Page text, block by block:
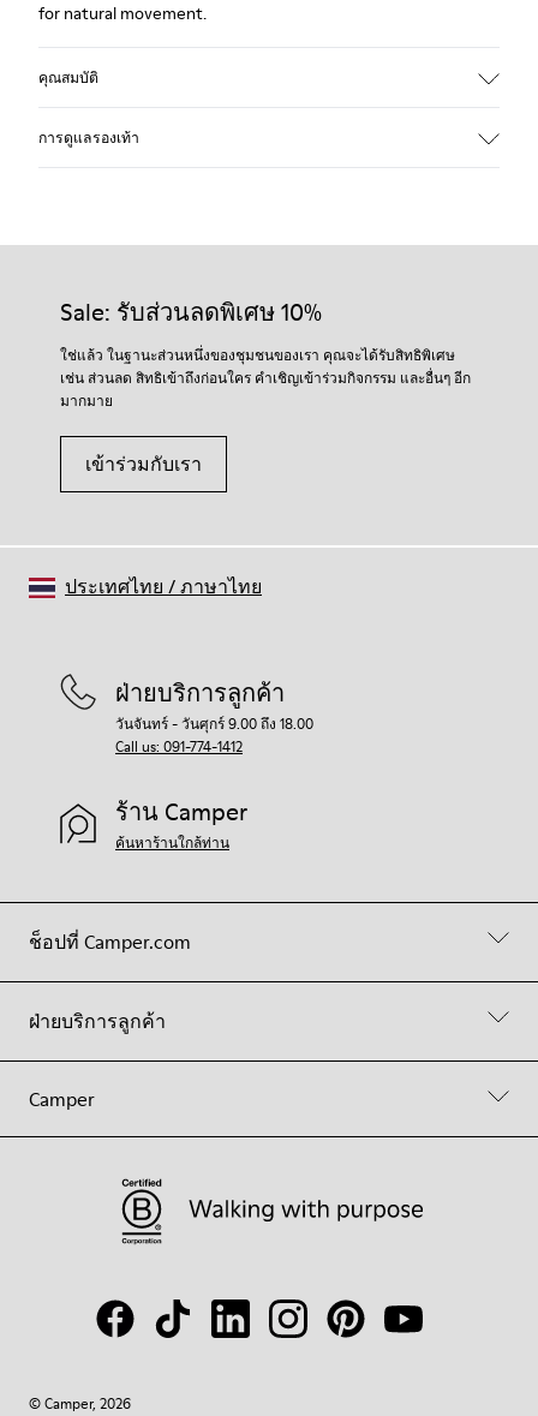
for natural movement.
คุณสมบัติ
Leather
Lining
การดูแลรองเท้า
รองเท้าของเราได้รับการรังสรรค์จากวัสดุคุณภาพระดับพรีเมียม
สำหรับคำแนะนำโดยละเอียดเกี่ยวกับวิธีดูแลรองเท้าของคุณ
โปรดไปที่คู่มือการดูแลรองเท้าของเรา
Sale: รับส่วนลดพิเศษ 10%
ใช่แล้ว ในฐานะส่วนหนึ่งของชุมชนของเรา คุณจะได้รับสิทธิพิเศษ
เช่น ส่วนลด สิทธิเข้าถึงก่อนใคร คำเชิญเข้าร่วมกิจกรรม และอื่นๆ อีก
มากมาย
เข้าร่วมกับเรา
ช็อปที่ Camper.com
ฝ่ายบริการลูกค้า
Camper
ฝ่ายบริการลูกค้า
วันจันทร์ - วันศุกร์ 9.00 ถึง 18.00
Call us: 091-774-1412
ร้าน Camper
ค้นหาร้านใกล้ท่าน
© Camper, 2026
ประเทศไทย /ภาษาไทย